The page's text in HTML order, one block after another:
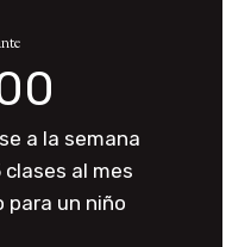
a la semana
al mes
un niño